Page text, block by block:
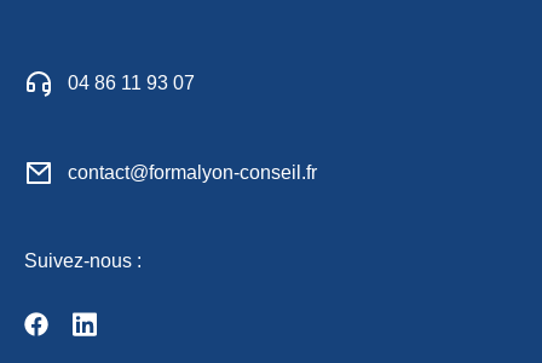
04 86 11 93 07
contact@formalyon-conseil.fr
Suivez-nous :